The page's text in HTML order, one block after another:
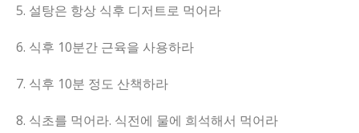
5. 설탕은 항상 식후 디저트로 먹어라
6. 식후 10분간 근육을 사용하라
7. 식후 10분 정도 산책하라
8. 식초를 먹어라. 식전에 물에 희석해서 먹어라